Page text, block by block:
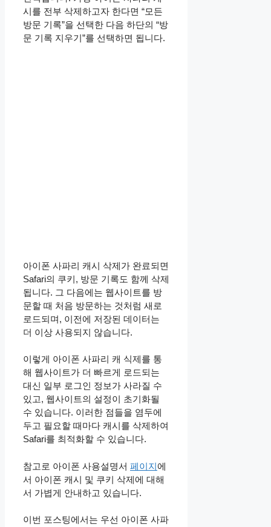
시를 전부 삭제하고자 한다면 “모든
방문 기록”을 선택한 다음 하단의 “방
문 기록 지우기”를 선택하면 됩니다.
아이폰 사파리 캐시 삭제가 완료되면
Safari의 쿠키, 방문 기록도 함께 삭제
됩니다. 그 다음에는 웹사이트를 방
문할 때 처음 방문하는 것처럼 새로
로드되며, 이전에 저장된 데이터는
더 이상 사용되지 않습니다.
이렇게 아이폰 사파리 캐 식제를 통
해 웹사이트가 더 빠르게 로드되는
대신 일부 로그인 정보가 사라질 수
있고, 웹사이트의 설정이 초기화될
수 있습니다. 이러한 점들을 염두에
두고 필요할 때마다 캐시를 삭제하여
Safari를 최적화할 수 있습니다.
참고로 아이폰 사용설명서 페이지에
서 아이폰 캐시 및 쿠키 삭제에 대해
서 가볍게 안내하고 있습니다.
이번 포스팅에서는 우선 아이폰 사파